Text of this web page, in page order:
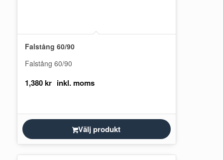
Falstång 60/90
Falstång 60/90
1,380kr
Välj produkt